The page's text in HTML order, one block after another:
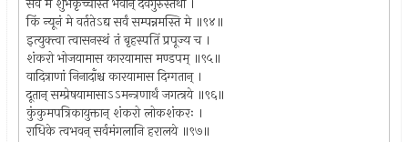
किं न्यूनं मे वर्ततेऽद्य सर्वं सम्पन्नमस्ति मे ॥९४॥
इत्युक्त्वा त्वासनस्थं तं बृहस्पतिं प्रपूज्य च ।
शंकरो भोजयामास कारयामास मण्डपम् ॥९५॥
वादित्राणां निनादाँश्च कारयामास दिग्गतान् ।
दूतान् सम्प्रेषयामासाऽऽमन्त्रणार्थं जगत्त्रये ॥९६॥
कुंकुमपत्रिकायुक्तान् शंकरो लोकशंकरः ।
राधिके त्वभवन् सर्वमंगलानि हरालये ॥९७॥